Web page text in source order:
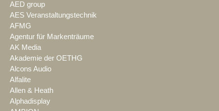
AED group
AES Veranstaltungstechnik
AFMG
Agentur für Markenträume
AK Media
Akademie der OETHG
Alcons Audio
Alfalite
Allen & Heath
Alphadisplay